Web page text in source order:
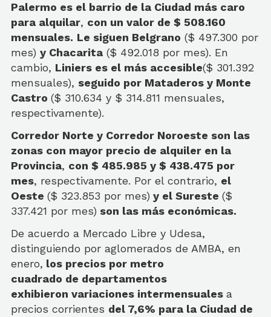
Palermo es el barrio de la Ciudad más caro
para alquilar, con un valor de $ 508.160
mensuales. Le siguen Belgrano ($ 497.300 por
mes) y Chacarita ($ 492.018 por mes). En
cambio, Liniers es el más accesible($ 301.392
mensuales), seguido por Mataderos y Monte
Castro ($ 310.634 y $ 314.811 mensuales,
respectivamente).
Corredor Norte y Corredor Noroeste son las
zonas con mayor precio de alquiler en la
Provincia, con $ 485.985 y $ 438.475 por
mes, respectivamente. Por el contrario, el
Oeste ($ 323.853 por mes) y el Sureste ($
337.421 por mes) son las más económicas.
De acuerdo a Mercado Libre y Udesa,
distinguiendo por aglomerados de AMBA, en
enero, los precios por metro
cuadrado de departamentos
exhibieron variaciones intermensuales a
precios corrientes del 7,6% para la Ciudad de